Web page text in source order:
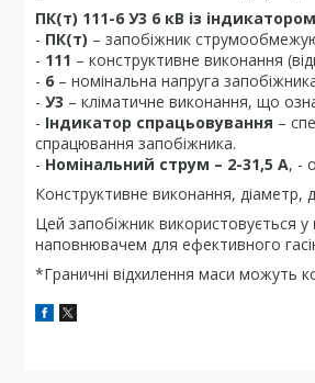
ПК(т) 111-6 У3 6 кВ із
- ПК(т) – запобіжник
- 111 – конструктивне виконання
- 6 – номінальна напруга
- У3 – кліматичне виконання, що
- Індикатор спрацьовування –
спрацювання запобіжника.
- Номінальний струм – 2-31,5 А, -
Конструктивне виконання,
Цей запобіжник використовується у
наповнювачем для ефективного
*Граничні відхилення маси можуть